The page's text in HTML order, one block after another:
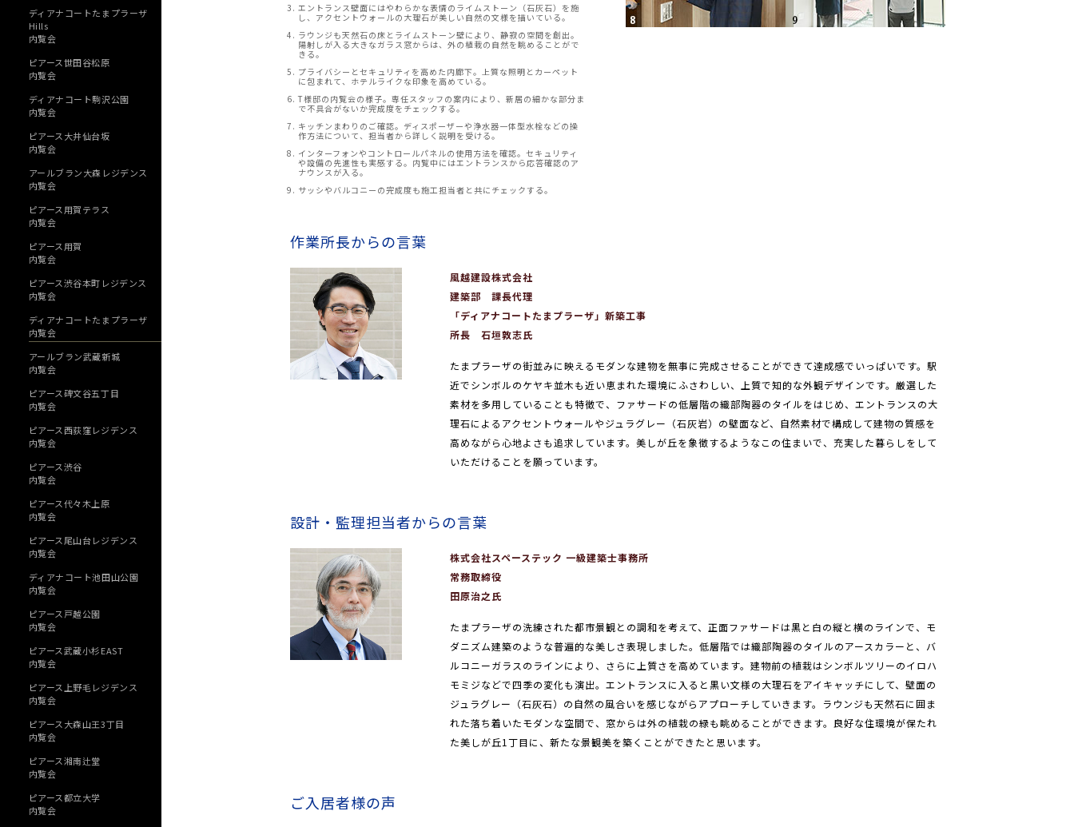
エントランス壁面にはやわらかな表情のライムストーン（石灰石）を施
し、アクセントウォールの大理石が美しい自然の文様を描いている。
ラウンジも天然石の床とライムストーン壁により、静寂の空間を創出。
陽射しが入る大きなガラス窓からは、外の植栽の自然を眺めることがで
きる。
プライバシーとセキュリティを高めた内廊下。上質な照明とカーペット
に包まれて、ホテルライクな印象を高めている。
T様邸の内覧会の様子。専任スタッフの案内により、新居の細かな部分ま
で不具合がないか完成度をチェックする。
キッチンまわりのご確認。ディスポーザーや浄水器一体型水栓などの操
作方法について、担当者から詳しく説明を受ける。
インターフォンやコントロールパネルの使用方法を確認。セキュリティ
や設備の先進性も実感する。内覧中にはエントランスから応答確認のア
ナウンスが入る。
サッシやバルコニーの完成度も施工担当者と共にチェックする。
作業所長からの言葉
風越建設株式会社
建築部 課長代理
「ディアナコートたまプラーザ」新築工事
所長 石垣敦志氏
たまプラーザの街並みに映えるモダンな建物を無事に完成させることができて達成感でいっぱいです。駅
近でシンボルのケヤキ並木も近い恵まれた環境にふさわしい、上質で知的な外観デザインです。厳選した
素材を多用していることも特徴で、ファサードの低層階の織部陶器のタイルをはじめ、エントランスの大
理石によるアクセントウォールやジュラグレー（石灰岩）の壁面など、自然素材で構成して建物の質感を
高めながら心地よさも追求しています。美しが丘を象徴するようなこの住まいで、充実した暮らしをして
いただけることを願っています。
設計・監理担当者からの言葉
株式会社スペーステック 一級建築士事務所
常務取締役
田原治之氏
たまプラーザの洗練された都市景観との調和を考えて、正面ファサードは黒と白の縦と横のラインで、モ
ダニズム建築のような普遍的な美しさ表現しました。低層階では織部陶器のタイルのアースカラーと、バ
ルコニーガラスのラインにより、さらに上質さを高めています。建物前の植栽はシンボルツリーのイロハ
モミジなどで四季の変化も演出。エントランスに入ると黒い文様の大理石をアイキャッチにして、壁面の
ジュラグレー（石灰石）の自然の風合いを感じながらアプローチしていきます。ラウンジも天然石に囲ま
れた落ち着いたモダンな空間で、窓からは外の植栽の緑も眺めることができます。良好な住環境が保たれ
た美しが丘1丁目に、新たな景観美を築くことができたと思います。
ご入居者様の声
ディアナコートたまプラーザ
Hills
内覧会
ピアース世田谷松原
内覧会
ディアナコート駒沢公園
内覧会
ピアース大井仙台坂
内覧会
アールブラン大森レジデンス
内覧会
ピアース用賀テラス
内覧会
ピアース用賀
内覧会
ピアース渋谷本町レジデンス
内覧会
ディアナコートたまプラーザ
内覧会
アールブラン武蔵新城
内覧会
ピアース碑文谷五丁目
内覧会
ピアース西荻窪レジデンス
内覧会
ピアース渋谷
内覧会
ピアース代々木上原
内覧会
ピアース尾山台レジデンス
内覧会
ディアナコート池田山公園
内覧会
ピアース戸越公園
内覧会
ピアース武蔵小杉EAST
内覧会
ピアース上野毛レジデンス
内覧会
ピアース大森山王3丁目
内覧会
ピアース湘南辻堂
内覧会
ピアース都立大学
内覧会